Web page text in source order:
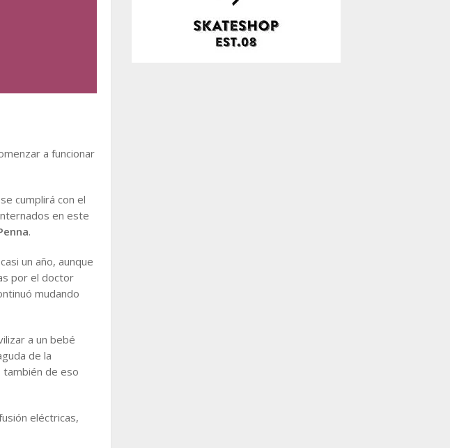
a funcionar
cumplirá con el
en este
.
un año, aunque
por el doctor
mudando
a un bebé
de la
de eso
eléctricas,